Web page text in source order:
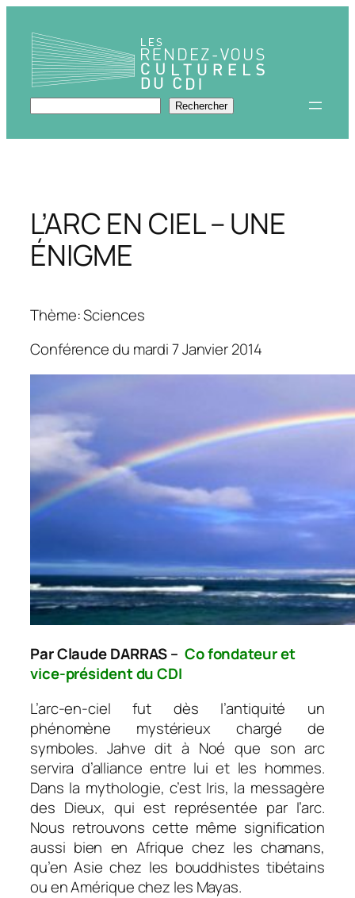
contenu
Rechercher Rechercher
L’ARC EN CIEL – UNE
ÉNIGME
Thème: Sciences
Conférence du mardi 7 Janvier 2014
Par Claude DARRAS – Co fondateur et
vice-président du CDI
L’arc-en-ciel fut dès l’antiquité un
phénomène mystérieux chargé de
symboles. Jahve dit à Noé que son arc
servira d’alliance entre lui et les hommes.
Dans la mythologie, c’est Iris, la messagère
des Dieux, qui est représentée par l’arc.
Nous retrouvons cette même signification
aussi bien en Afrique chez les chamans,
qu’en Asie chez les bouddhistes tibétains
ou en Amérique chez les Mayas.